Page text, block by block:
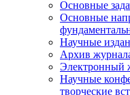
Основные
Основные
Научные
Архив
Электронный
Научные
творческие